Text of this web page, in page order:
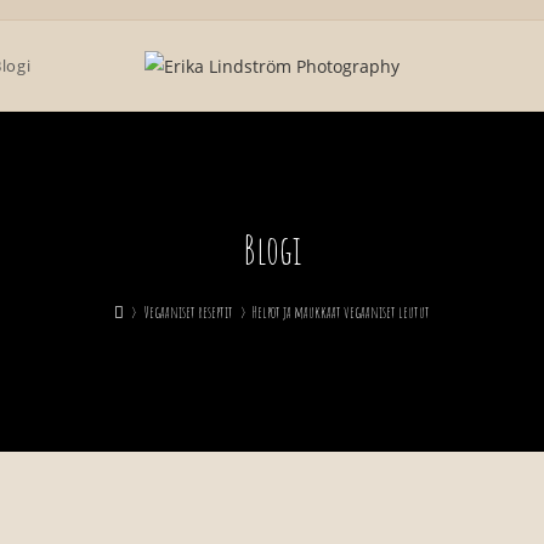
Blogi
> Vegaaniset reseptit > Helpot ja maukkaat vegaaniset leutut